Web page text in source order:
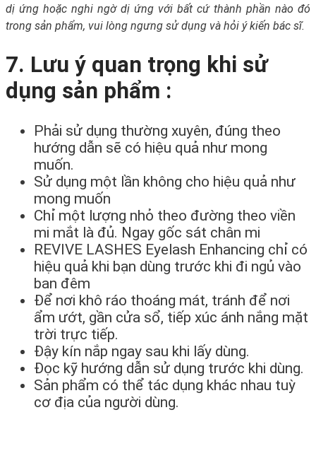
dị ứng hoặc nghi ngờ dị ứng với bất cứ thành phần nào đó
trong sản phẩm, vui lòng ngưng sử dụng và hỏi ý kiến bác sĩ.
7. Lưu ý quan trọng khi sử
dụng sản phẩm :
Phải sử dụng thường xuyên, đúng theo
hướng dẫn sẽ có hiệu quả như mong
muốn.
Sử dụng một lần không cho hiệu quả như
mong muốn
Chỉ một lượng nhỏ theo đường theo viền
mi mắt là đủ. Ngay gốc sát chân mi
REVIVE LASHES Eyelash Enhancing chỉ có
hiệu quả khi bạn dùng trước khi đi ngủ vào
ban đêm
Để nơi khô ráo thoáng mát, tránh để nơi
ẩm ướt, gần cửa sổ, tiếp xúc ánh nắng mặt
trời trực tiếp.
Đậy kín nắp ngay sau khi lấy dùng.
Đọc kỹ hướng dẫn sử dụng trước khi dùng.
Sản phẩm có thể tác dụng khác nhau tuỳ
cơ địa của người dùng.